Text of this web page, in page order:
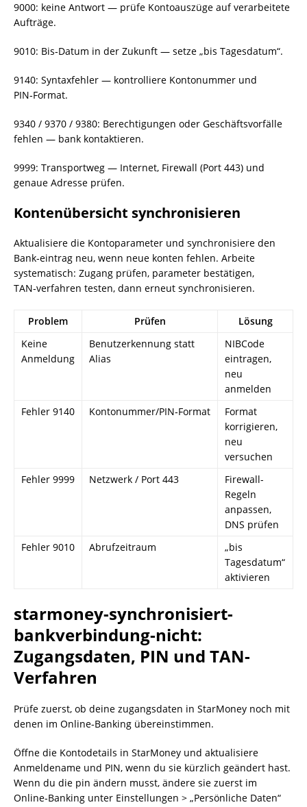
9000: keine Antwort — prüfe Kontoauszüge auf verarbeitete
Aufträge.
9010: Bis‑Datum in der Zukunft — setze „bis Tagesdatum“.
9140: Syntaxfehler — kontrolliere Kontonummer und
PIN‑Format.
9340 / 9370 / 9380: Berechtigungen oder Geschäftsvorfälle
fehlen — bank kontaktieren.
9999: Transportweg — Internet, Firewall (Port 443) und
genaue Adresse prüfen.
Kontenübersicht synchronisieren
Aktualisiere die Kontoparameter und synchronisiere den
Bank‑eintrag neu, wenn neue konten fehlen. Arbeite
systematisch: Zugang prüfen, parameter bestätigen,
TAN‑verfahren testen, dann erneut synchronisieren.
Problem Prüfen
Lösung
Keine
Anmeldung
Benutzerkennung statt
Alias
NIBCode
eintragen,
neu
anmelden
Fehler 9140
Kontonummer/PIN‑Format
Format
korrigieren,
neu
versuchen
Fehler 9999
Netzwerk / Port 443
Firewall-
Regeln
anpassen,
DNS prüfen
Fehler 9010
Abrufzeitraum
„bis
Tagesdatum“
aktivieren
starmoney-synchronisiert-
bankverbindung-nicht:
Zugangsdaten, PIN und TAN-
Verfahren
Prüfe zuerst, ob deine zugangsdaten in StarMoney noch mit
denen im Online‑Banking übereinstimmen.
Öffne die Kontodetails in StarMoney und aktualisiere
Anmeldename und PIN, wenn du sie kürzlich geändert hast.
Wenn du die pin ändern musst, ändere sie zuerst im
Online‑Banking unter Einstellungen > „Persönliche Daten“